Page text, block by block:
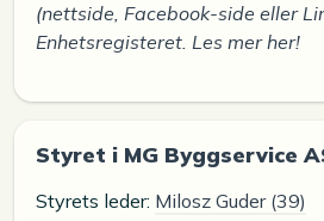
(nettside, Facebook-side eller
Enhetsregisteret. Les mer her!
Styret i MG Byggservice
Styrets leder: Milosz Guder (39)